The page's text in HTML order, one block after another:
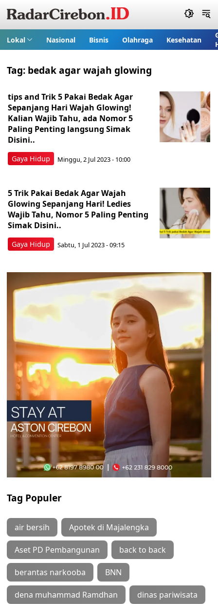
Lokal Nasional Bisnis Olahraga Kesehatan
Tag: bedak agar wajah glowing
Gaya Hidup
tips and Trik 5 Pakai Bedak Agar
Sepanjang Hari Wajah Glowing!
Kalian Wajib Tahu, ada Nomor 5
Paling Penting langsung Simak
Disini..
Minggu, 2 Jul 2023 - 10:00
Gaya Hidup
5 Trik Pakai Bedak Agar Wajah
Glowing Sepanjang Hari! Ledies
Wajib Tahu, Nomor 5 Paling Penting
Simak Disini..
Sabtu, 1 Jul 2023 - 09:15
Tag Populer
air bersih Apotek di Majalengka
Aset PD Pembangunan back to back
berantas narkooba BNN
dena muhammad Ramdhan dinas pariwisata